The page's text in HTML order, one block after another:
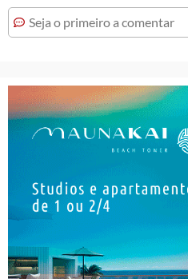
Seja o primeiro a comentar